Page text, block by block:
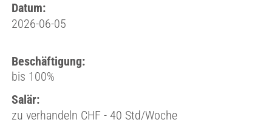
Datum:
2026-06-05
Beschäftigung:
bis 100%
Salär:
zu verhandeln CHF - 40 Std/Woche